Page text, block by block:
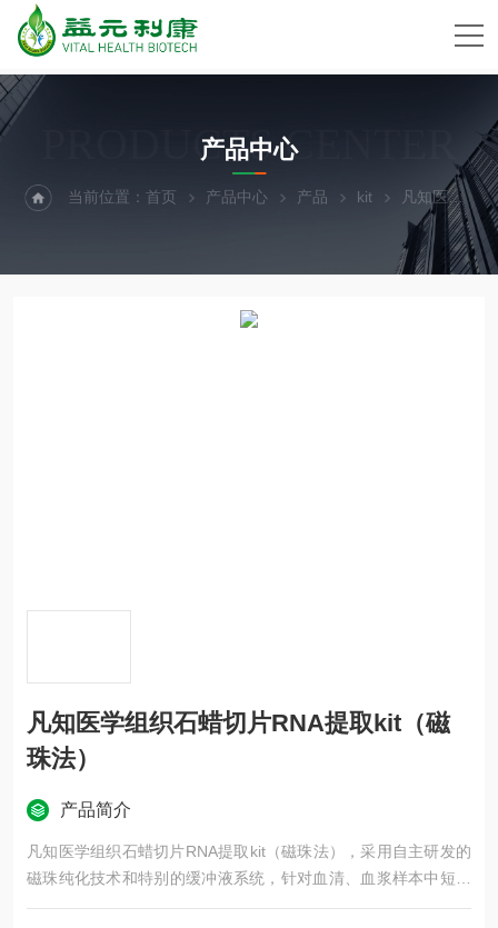
PRODUCTS CENTER
产品中心
当前位置：首页 产品中心 产品 kit 凡知医学组织石蜡切片RNA提取kit（磁珠法）
凡知医学组织石蜡切片RNA提取kit（磁
珠法）
产品简介
凡知医学组织石蜡切片RNA提取kit（磁珠法），采用自主研发的
磁珠纯化技术和特别的缓冲液系统，针对血清、血浆样本中短片
段游离DNA富集定向优化，旨在为用户提供安全、便捷，高灵